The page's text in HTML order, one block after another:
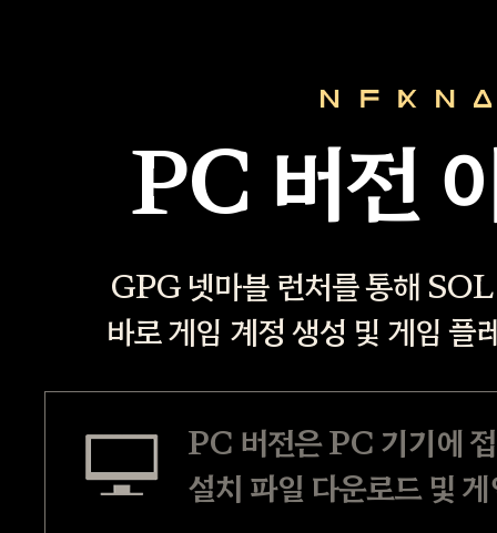
PC 버전
GPG 넷마블 런처를 통해
바로 게임 계정 생성 및 게임 플
PC 버전은 PC 기기에
설치 파일 다운로드 및